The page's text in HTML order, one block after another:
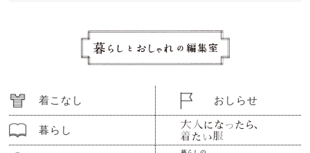
着こなし
暮らし
おしらせ